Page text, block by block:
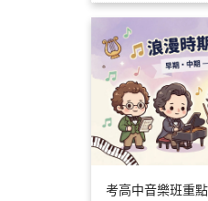
考高中音樂班重